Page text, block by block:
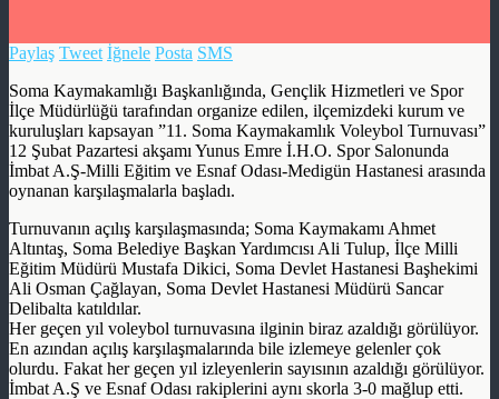
Paylaş Tweet İğnele Posta SMS
Soma Kaymakamlığı Başkanlığında, Gençlik Hizmetleri ve Spor
İlçe Müdürlüğü tarafından organize edilen, ilçemizdeki kurum ve
kuruluşları kapsayan ”11. Soma Kaymakamlık Voleybol Turnuvası”
12 Şubat Pazartesi akşamı Yunus Emre İ.H.O. Spor Salonunda
İmbat A.Ş-Milli Eğitim ve Esnaf Odası-Medigün Hastanesi arasında
oynanan karşılaşmalarla başladı.
Turnuvanın açılış karşılaşmasında; Soma Kaymakamı Ahmet
Altıntaş, Soma Belediye Başkan Yardımcısı Ali Tulup, İlçe Milli
Eğitim Müdürü Mustafa Dikici, Soma Devlet Hastanesi Başhekimi
Ali Osman Çağlayan, Soma Devlet Hastanesi Müdürü Sancar
Delibalta katıldılar.
Her geçen yıl voleybol turnuvasına ilginin biraz azaldığı görülüyor.
En azından açılış karşılaşmalarında bile izlemeye gelenler çok
olurdu. Fakat her geçen yıl izleyenlerin sayısının azaldığı görülüyor.
İmbat A.Ş ve Esnaf Odası rakiplerini aynı skorla 3-0 mağlup etti.